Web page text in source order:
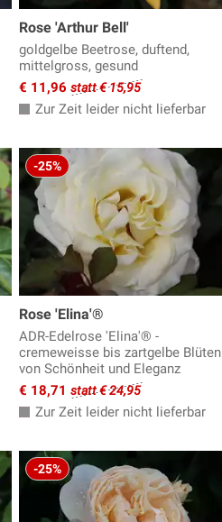
Rose 'Arthur Bell'
goldgelbe Beetrose, duftend,
mittelgross, gesund
€ 11,96 statt € 15,95
Zur Zeit leider nicht lieferbar
-25%
Rose 'Elina'®
ADR-Edelrose 'Elina'® -
cremeweisse bis zartgelbe Blüten
von Schönheit und Eleganz
€ 18,71 statt € 24,95
Zur Zeit leider nicht lieferbar
-25%